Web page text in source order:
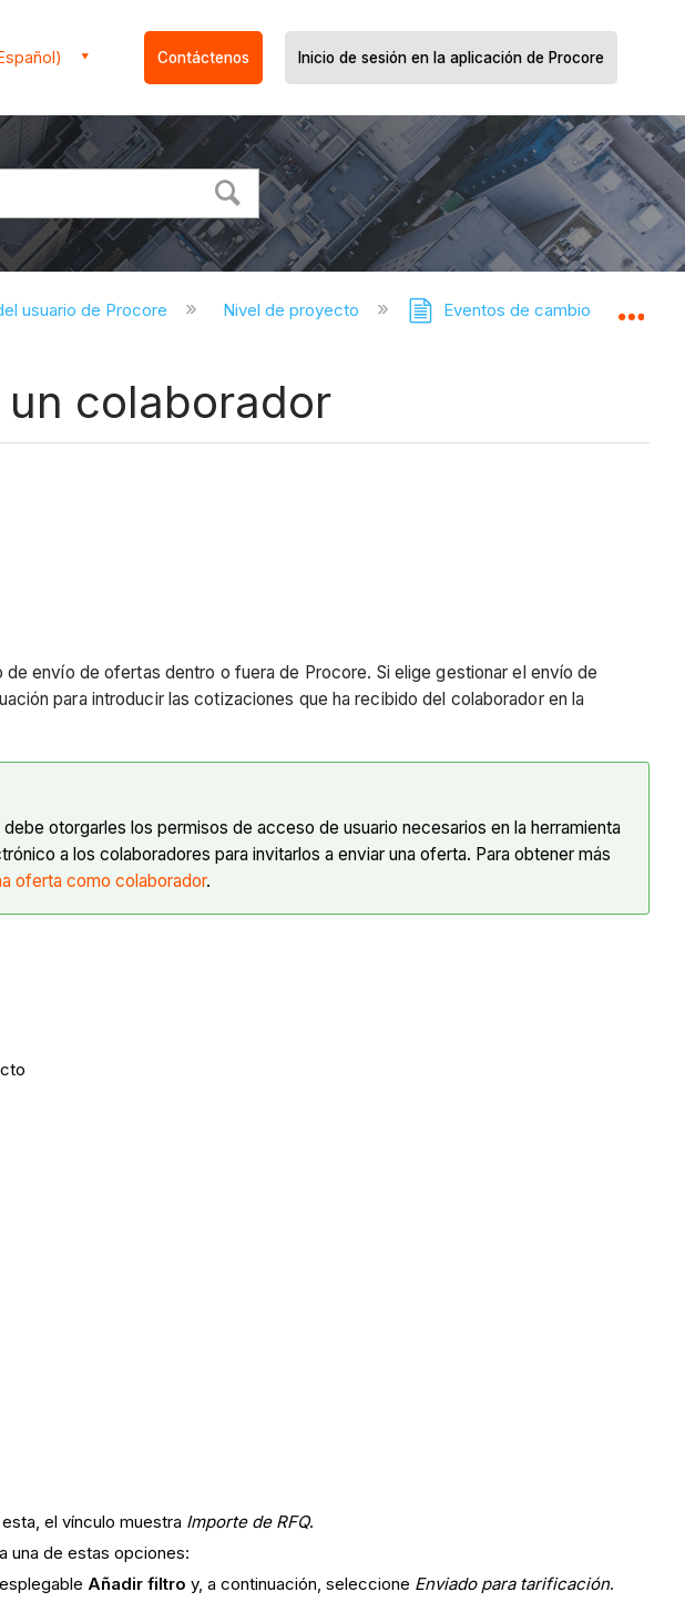
Contáctenos Inicio de sesión en la aplicación de Procore
usuario de Procore Nivel de proyecto Eventos de cambio
un colaborador
envío de ofertas dentro o fuera de Procore. Si elige gestionar el envío de
para introducir las cotizaciones que ha recibido del colaborador en la
debe otorgarles los permisos de acceso de usuario necesarios en la herramienta
a los colaboradores para invitarlos a enviar una oferta. Para obtener más
oferta como colaborador.
el vínculo muestra Importe de RFQ.
una de estas opciones:
Añadir filtro y, a continuación, seleccione Enviado para tarificación.